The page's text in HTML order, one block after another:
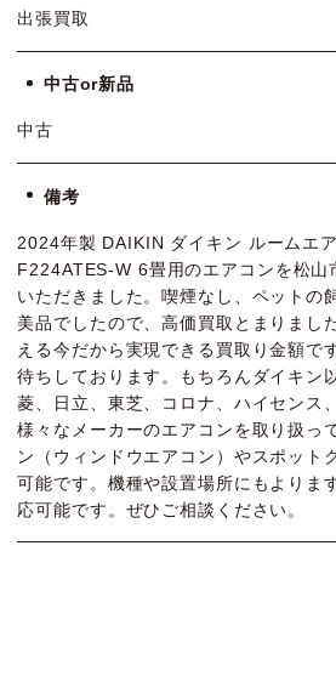
出張買取
中古or新品
中古
備考
2024年製 DAIKIN ダイキン ルームエ
F224ATES-W 6畳用のエアコンを松山
いただきました。喫煙なし、ペットの
美品でしたので、高価買取とまりまし
える今だから実現できる買取り金額で
待ちしております。もちろんダイキン
菱、日立、東芝、コロナ、ハイセンス
様々なメーカーのエアコンを取り扱っ
ン（ウィンドウエアコン）やスポット
可能です。機種や設置場所にもよりま
応可能です。ぜひご相談ください。